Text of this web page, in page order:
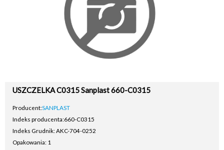
USZCZELKA C0315 Sanplast 660-C0315
Producent:SANPLAST
Indeks producenta:660-C0315
Indeks Grudnik: AKC-704-0252
Opakowania: 1